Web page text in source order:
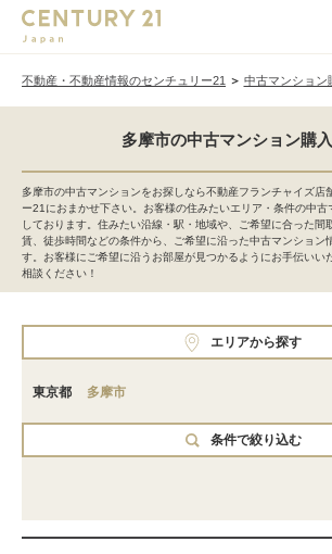
不動産・不動産情報のセンチュリー21 中古マンション
多摩市の中古マンション購
多摩市の中古マンションをお探しなら不動産フランチャイズ店
ー21におまかせ下さい。お客様の住みたいエリア・条件の中
しております。住みたい沿線・駅・地域や、ご希望に合った間
賃、徒歩時間などの条件から、ご希望に沿った中古マンション
す。お客様にご希望に沿うお部屋が見つかるようにお手伝いい
相談ください！
エリアから探す
東京都 多摩市
条件で絞り込む